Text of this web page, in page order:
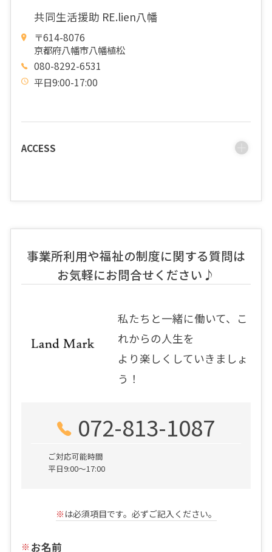
共同生活援助 RE.lien八幡
〒614-8076
京都府八幡市八幡植松
080-8292-6531
平日9:00-17:00
ACCESS
事業所利用や福祉の制度に関する質問は
お気軽にお問合せください♪
私たちと一緒に働いて、こ
れからの人生を
より楽しくしていきましょ
う！
072-813-1087
ご対応可能時間
平日9:00～17:00
※ は必須項目です。必ずご記入ください。
お名前